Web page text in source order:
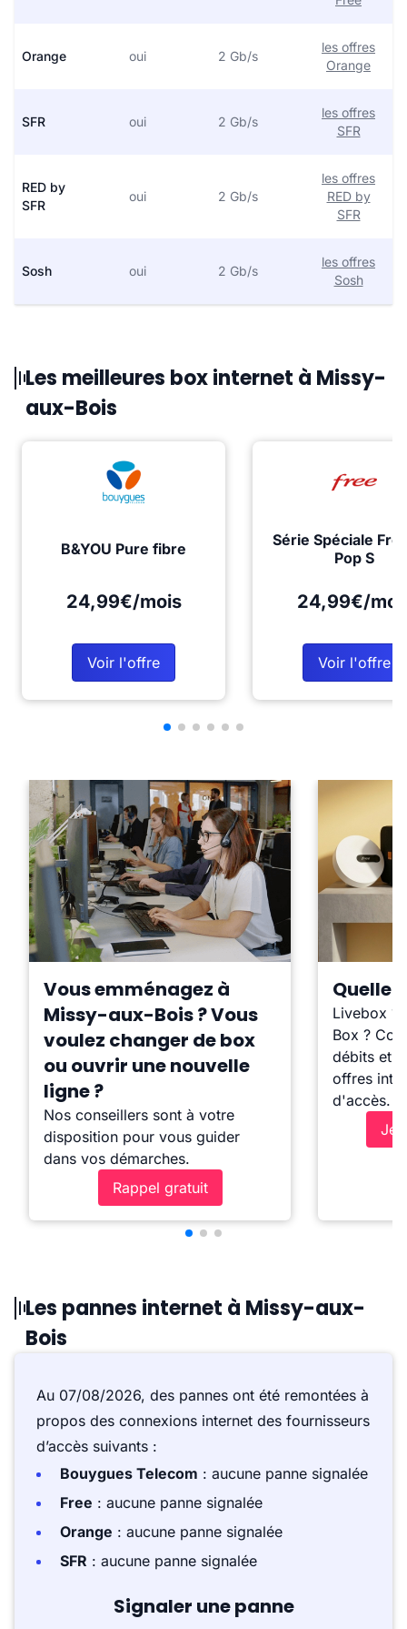
Orange oui 2 Gb/s
les offres
Orange
SFR oui 2 Gb/s
les offres
SFR
RED by
SFR
oui 2 Gb/s
les offres
RED by
SFR
Sosh oui 2 Gb/s
les offres
Sosh
Les meilleures box internet à Missy-
aux-Bois
B&YOU Pure fibre
24,99€/mois
Voir l'offre
Série Spéciale
Pop S
24,99€/
Voir l'offre
Vous emménagez à
Missy-aux-Bois ? Vous
voulez changer de box
ou ouvrir une nouvelle
ligne ?
Nos conseillers sont à votre
disposition pour vous guider
dans vos démarches.
Rappel gratuit
Quelle
Livebox ?
Box ?
débits et
offres
d'accès.
Je
Les pannes internet à Missy-aux-
Bois
Au 07/08/2026, des pannes ont été remontées à
propos des connexions internet des fournisseurs
d’accès suivants :
Bouygues Telecom : aucune panne signalée
Free : aucune panne signalée
Orange : aucune panne signalée
SFR : aucune panne signalée
Signaler une panne